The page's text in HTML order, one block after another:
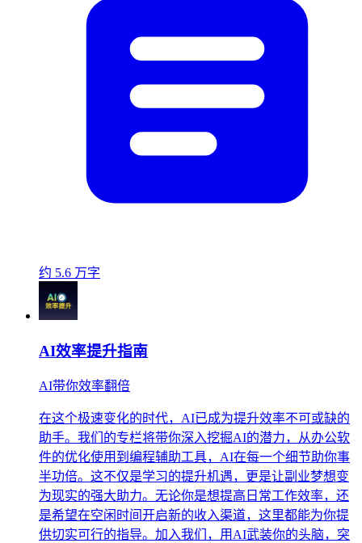
约 5.6 万字
AI效率提升指南
AI带你效率翻倍
在这个极速变化的时代，AI已成为提升效率不可或缺的
助手。我们的专栏将带你深入挖掘AI的潜力，从办公软
件的优化使用到编程辅助工具，AI在每一个细节助你事
半功倍。这不仅是学习的提升机遇，更是让副业梦想变
为现实的强大助力。无论你是想提高日常工作效率，还
是希望在空闲时间开启新的收入渠道，这里都能为你提
供切实可行的指导。加入我们，用AI武装你的头脑，突